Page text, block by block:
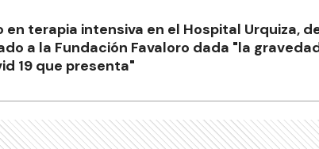
terapia intensiva en el Hospital Urquiza,
a la Fundación Favaloro dada "la
19 que presenta"